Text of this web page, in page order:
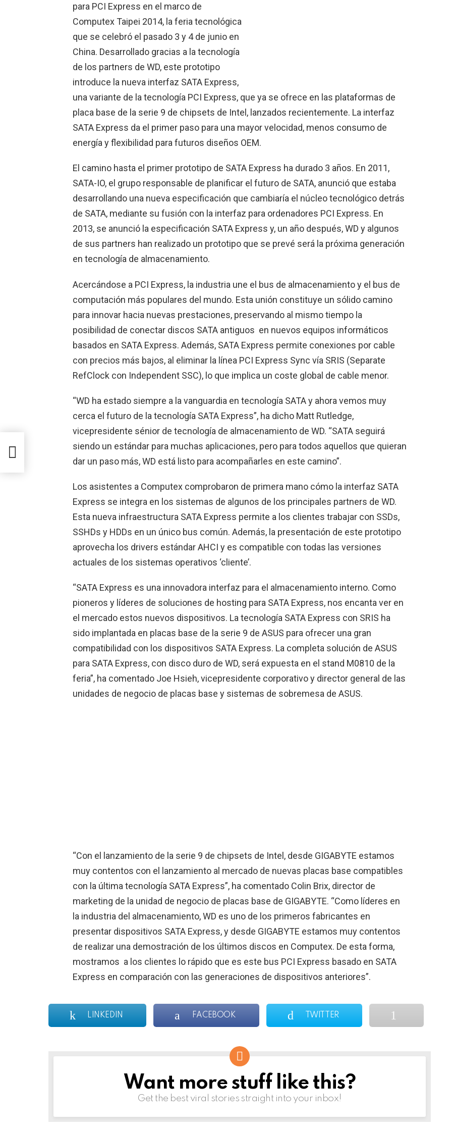
para PCI Express en el marco de
Computex Taipei 2014, la feria tecnológica
que se celebró el pasado 3 y 4 de junio en
China. Desarrollado gracias a la tecnología
de los partners de WD, este prototipo
introduce la nueva interfaz SATA Express,
una variante de la tecnología PCI Express, que ya se ofrece en las plataformas de
placa base de la serie 9 de chipsets de Intel, lanzados recientemente. La interfaz
SATA Express da el primer paso para una mayor velocidad, menos consumo de
energía y flexibilidad para futuros diseños OEM.
El camino hasta el primer prototipo de SATA Express ha durado 3 años. En 2011,
SATA-IO, el grupo responsable de planificar el futuro de SATA, anunció que estaba
desarrollando una nueva especificación que cambiaría el núcleo tecnológico detrás
de SATA, mediante su fusión con la interfaz para ordenadores PCI Express. En
2013, se anunció la especificación SATA Express y, un año después, WD y algunos
de sus partners han realizado un prototipo que se prevé será la próxima generación
en tecnología de almacenamiento.
Acercándose a PCI Express, la industria une el bus de almacenamiento y el bus de
computación más populares del mundo. Esta unión constituye un sólido camino
para innovar hacia nuevas prestaciones, preservando al mismo tiempo la
posibilidad de conectar discos SATA antiguos en nuevos equipos informáticos
basados en SATA Express. Además, SATA Express permite conexiones por cable
con precios más bajos, al eliminar la línea PCI Express Sync vía SRIS (Separate
RefClock con Independent SSC), lo que implica un coste global de cable menor.
“WD ha estado siempre a la vanguardia en tecnología SATA y ahora vemos muy
cerca el futuro de la tecnología SATA Express”, ha dicho Matt Rutledge,
vicepresidente sénior de tecnología de almacenamiento de WD. “SATA seguirá
siendo un estándar para muchas aplicaciones, pero para todos aquellos que quieran
dar un paso más, WD está listo para acompañarles en este camino”.
Los asistentes a Computex comprobaron de primera mano cómo la interfaz SATA
Express se integra en los sistemas de algunos de los principales partners de WD.
Esta nueva infraestructura SATA Express permite a los clientes trabajar con SSDs,
SSHDs y HDDs en un único bus común. Además, la presentación de este prototipo
aprovecha los drivers estándar AHCI y es compatible con todas las versiones
actuales de los sistemas operativos ‘cliente’.
“SATA Express es una innovadora interfaz para el almacenamiento interno. Como
pioneros y líderes de soluciones de hosting para SATA Express, nos encanta ver en
el mercado estos nuevos dispositivos. La tecnología SATA Express con SRIS ha
sido implantada en placas base de la serie 9 de ASUS para ofrecer una gran
compatibilidad con los dispositivos SATA Express. La completa solución de ASUS
para SATA Express, con disco duro de WD, será expuesta en el stand M0810 de la
feria”, ha comentado Joe Hsieh, vicepresidente corporativo y director general de las
unidades de negocio de placas base y sistemas de sobremesa de ASUS.
“Con el lanzamiento de la serie 9 de chipsets de Intel, desde GIGABYTE estamos
muy contentos con el lanzamiento al mercado de nuevas placas base compatibles
con la última tecnología SATA Express”, ha comentado Colin Brix, director de
marketing de la unidad de negocio de placas base de GIGABYTE. “Como líderes en
la industria del almacenamiento, WD es uno de los primeros fabricantes en
presentar dispositivos SATA Express, y desde GIGABYTE estamos muy contentos
de realizar una demostración de los últimos discos en Computex. De esta forma,
mostramos a los clientes lo rápido que es este bus PCI Express basado en SATA
Express en comparación con las generaciones de dispositivos anteriores”.
LINKEDIN FACEBOOK TWITTER
NEWSLETTERWant more stuff like this?
Get the best viral stories straight into your inbox!